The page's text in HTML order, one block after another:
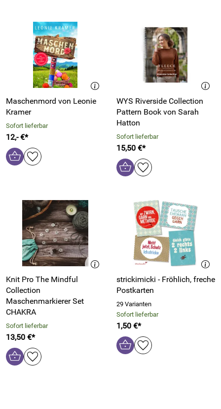
Maschenmord von Leonie
Kramer
Sofort lieferbar
12,- €*
WYS Riverside Collection
Pattern Book von Sarah
Hatton
Sofort lieferbar
15,50 €*
Knit Pro The Mindful
Collection
Maschenmarkierer Set
CHAKRA
Sofort lieferbar
13,50 €*
strickimicki - Fröhlich, freche
Postkarten
29 Varianten
Sofort lieferbar
1,50 €*